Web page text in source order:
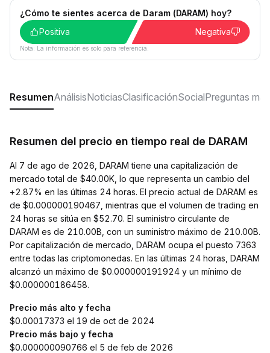
¿Cómo te sientes acerca de Daram (DARAM) hoy?
Positiva
Negativa
Nota: La información es solo para referencia.
ResumenAnálisisNoticiasClasificaciónSocialPreguntas
Resumen del precio en tiempo real de DARAM
Al 7 de ago de 2026, DARAM tiene una capitalización de
mercado total de $40.00K, lo que representa un cambio del
+2.87% en las últimas 24 horas. El precio actual de DARAM es
de $0.000000190467, mientras que el volumen de trading en
24 horas se sitúa en $52.70. El suministro circulante de
DARAM es de 210.00B, con un suministro máximo de 210.00B.
Por capitalización de mercado, DARAM ocupa el puesto 7363
entre todas las criptomonedas. En las últimas 24 horas, DARAM
alcanzó un máximo de $0.000000191924 y un mínimo de
$0.000000186458.
Precio más alto y fecha
$0.00017373 el 19 de oct de 2024
Precio más bajo y fecha
$0.000000090766 el 5 de feb de 2026